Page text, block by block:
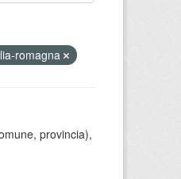
romagna
provincia),